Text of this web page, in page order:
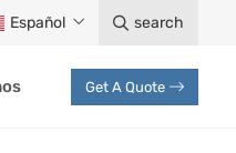
Español search
Get A Quote